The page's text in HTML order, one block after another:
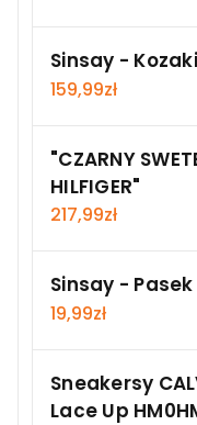
Sinsay -
159,99zł
"CZARNY
HILFIGER"
217,99zł
Sinsay -
19,99zł
Sneakersy
Lace Up